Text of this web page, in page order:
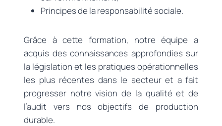
Principes de la responsabilité sociale.
Grâce à cette formation, notre équipe a
acquis des connaissances approfondies sur
la législation et les pratiques opérationnelles
les plus récentes dans le secteur et a fait
progresser notre vision de la qualité et de
l’audit vers nos objectifs de production
durable.